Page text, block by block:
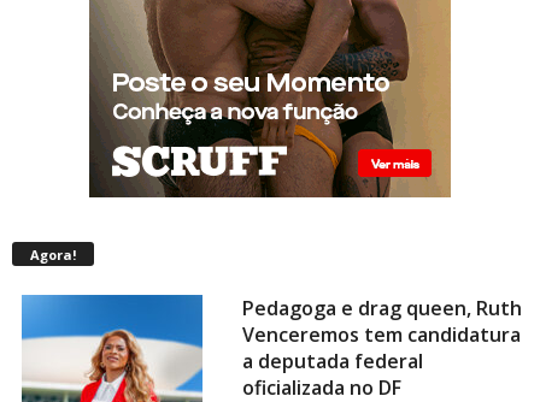
Agora!
Pedagoga e drag queen, Ruth
Venceremos tem candidatura
a deputada federal
oficializada no DF